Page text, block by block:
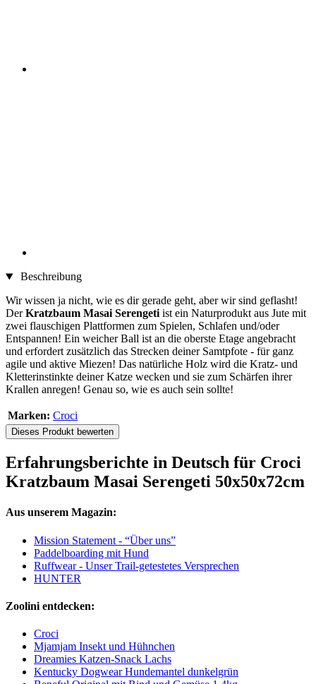
Beschreibung
Wir wissen ja nicht, wie es dir gerade geht, aber wir sind geflasht!
DerKratzbaum Masai Serengeti ist ein Naturprodukt aus Jute mit
zwei flauschigen Plattformen zum Spielen, Schlafen und/oder
Entspannen! Ein weicher Ball ist an die oberste Etage angebracht
und erfordert zusätzlich das Strecken deiner Samtpfote - für ganz
agile und aktive Miezen! Das natürliche Holz wird die Kratz- und
Kletterinstinkte deiner Katze wecken und sie zum Schärfen ihrer
Krallen anregen! Genau so, wie es auch sein sollte!
Marken: Croci
Dieses Produkt bewerten
Erfahrungsberichte in Deutsch für Croci
Kratzbaum Masai Serengeti 50x50x72cm
Aus unserem Magazin:
Mission Statement - “Über uns”
Paddelboarding mit Hund
Ruffwear - Unser Trail-getestetes Versprechen
HUNTER
Zoolini entdecken:
Croci
Mjamjam Insekt und Hühnchen
Dreamies Katzen-Snack Lachs
Kentucky Dogwear Hundemantel dunkelgrün